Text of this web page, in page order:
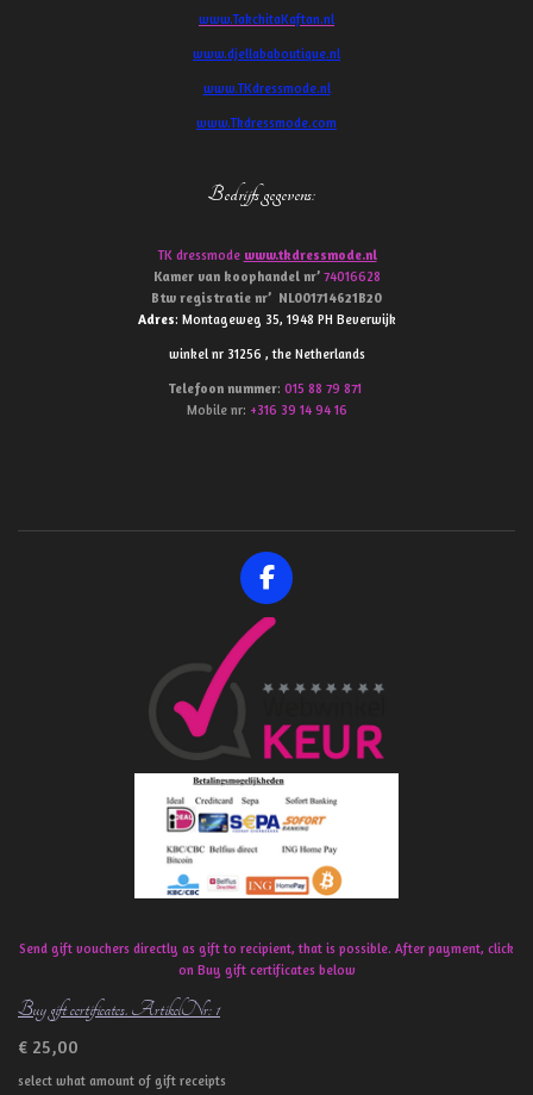
www.TakchitaKaftan.nl
www.djellababoutique.nl
www.TKdressmode.nl
www.Tkdressmode.com
Bedrijfs gegevens:
TK dressmode www.tkdressmode.nl
Kamer van koophandel nr’ 74016628
Btw registratie nr’ NL001714621B20
Adres: Montageweg 35, 1948 PH Beverwijk
winkel nr 31256 , the Netherlands
Telefoon nummer: 015 88 79 871
Mobile nr: +316 39 14 94 16
F
a
c
b
o
k
Send gift vouchers directly as gift to recipient, that is possible. After payment, click
on Buy gift certificates below
Buy gift certificates. ArtikelNr: 1
€ 25,00
select what amount of gift receipts